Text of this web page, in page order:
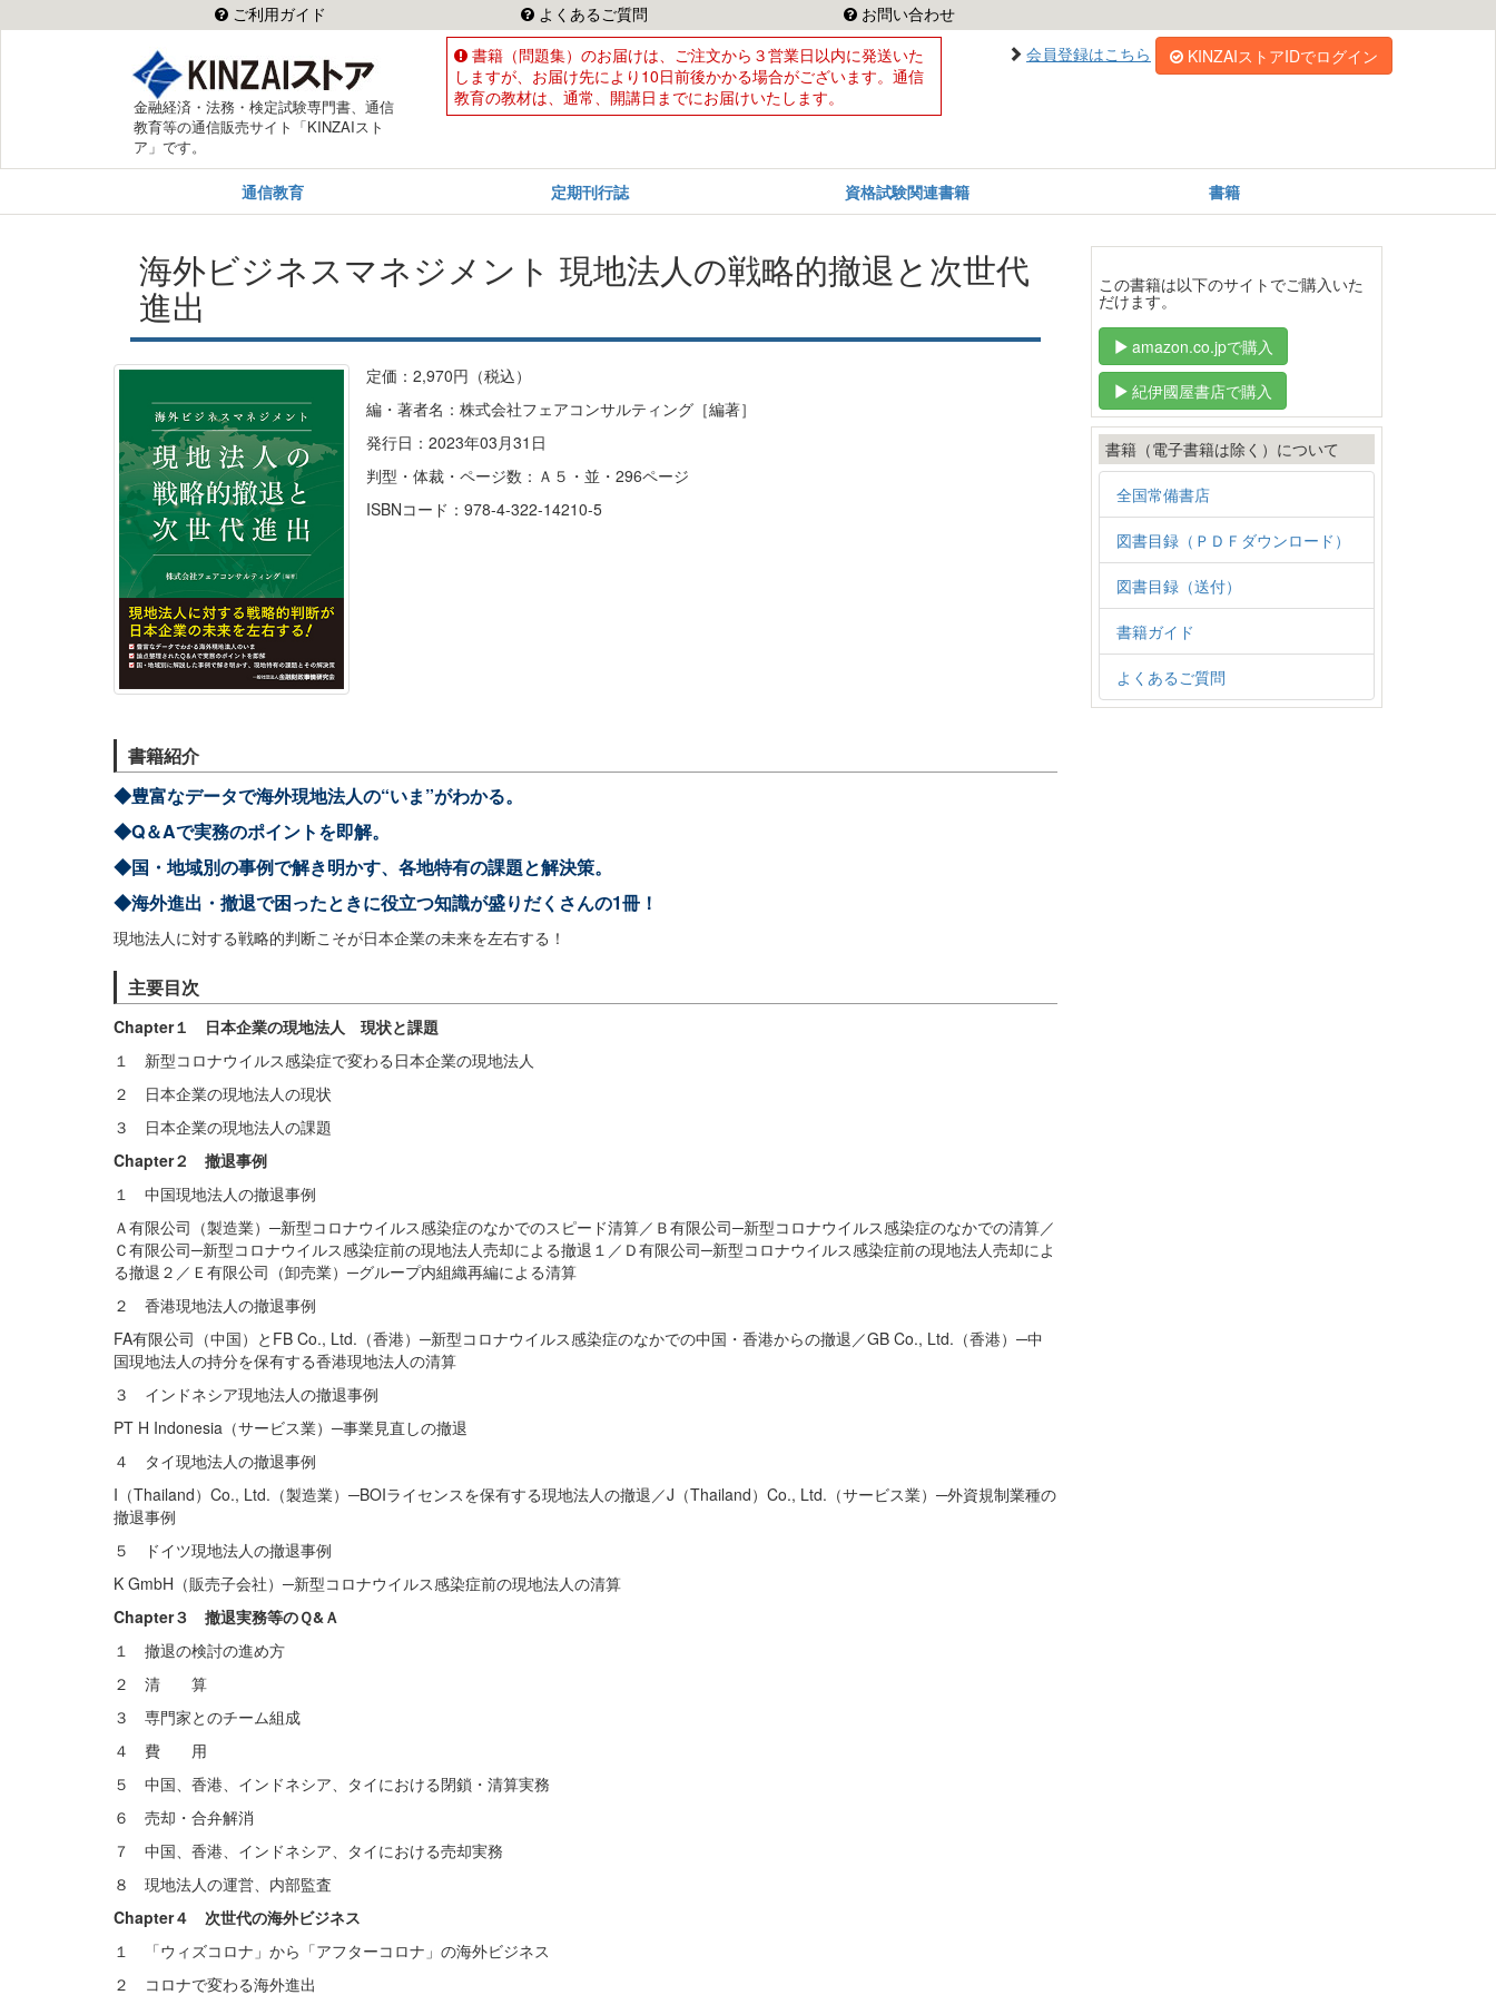
ご利用ガイド よくあるご質問 お問い合わせ
金融経済・法務・検定試験専門書、通信
教育等の通信販売サイト「KINZAIスト
ア」です。
書籍（問題集）のお届けは、ご注文から３営業日以内に発送いた
しますが、お届け先により10日前後かかる場合がございます。通信
教育の教材は、通常、開講日までにお届けいたします。
会員登録はこちら KINZAIストアIDでログイン
通信教育 定期刊行誌 資格試験関連書籍 書籍
海外ビジネスマネジメント 現地法人の戦略的撤退と次世代
進出
定価：2,970円（税込）
編・著者名：株式会社フェアコンサルティング［編著］
発行日：2023年03月31日
判型・体裁・ページ数：Ａ５・並・296ページ
ISBNコード：978-4-322-14210-5
書籍紹介
◆豊富なデータで海外現地法人の“いま”がわかる。
◆Q＆Aで実務のポイントを即解。
◆国・地域別の事例で解き明かす、各地特有の課題と解決策。
◆海外進出・撤退で困ったときに役立つ知識が盛りだくさんの1冊！
現地法人に対する戦略的判断こそが日本企業の未来を左右する！
主要目次
Chapter１ 日本企業の現地法人 現状と課題
１ 新型コロナウイルス感染症で変わる日本企業の現地法人
２ 日本企業の現地法人の現状
３ 日本企業の現地法人の課題
Chapter２ 撤退事例
１ 中国現地法人の撤退事例
Ａ有限公司（製造業）─新型コロナウイルス感染症のなかでのスピード清算／Ｂ有限公司─新型コロナウイルス感染症のなかでの清算／
Ｃ有限公司─新型コロナウイルス感染症前の現地法人売却による撤退１／Ｄ有限公司─新型コロナウイルス感染症前の現地法人売却によ
る撤退２／Ｅ有限公司（卸売業）─グループ内組織再編による清算
２ 香港現地法人の撤退事例
FA有限公司（中国）とFB Co., Ltd.（香港）─新型コロナウイルス感染症のなかでの中国・香港からの撤退／GB Co., Ltd.（香港）─中
国現地法人の持分を保有する香港現地法人の清算
３ インドネシア現地法人の撤退事例
PT H Indonesia（サービス業）─事業見直しの撤退
４ タイ現地法人の撤退事例
I（Thailand）Co., Ltd.（製造業）─BOIライセンスを保有する現地法人の撤退／J（Thailand）Co., Ltd.（サービス業）─外資規制業種の
撤退事例
５ ドイツ現地法人の撤退事例
K GmbH（販売子会社）─新型コロナウイルス感染症前の現地法人の清算
Chapter３ 撤退実務等のＱ&Ａ
１ 撤退の検討の進め方
２ 清 算
３ 専門家とのチーム組成
４ 費 用
５ 中国、香港、インドネシア、タイにおける閉鎖・清算実務
６ 売却・合弁解消
７ 中国、香港、インドネシア、タイにおける売却実務
８ 現地法人の運営、内部監査
Chapter４ 次世代の海外ビジネス
１ 「ウィズコロナ」から「アフターコロナ」の海外ビジネス
２ コロナで変わる海外進出
この書籍は以下のサイトでご購入いた
だけます。
amazon.co.jpで購入
紀伊國屋書店で購入
書籍（電子書籍は除く）について
全国常備書店
図書目録（ＰＤＦダウンロード）
図書目録（送付）
書籍ガイド
よくあるご質問